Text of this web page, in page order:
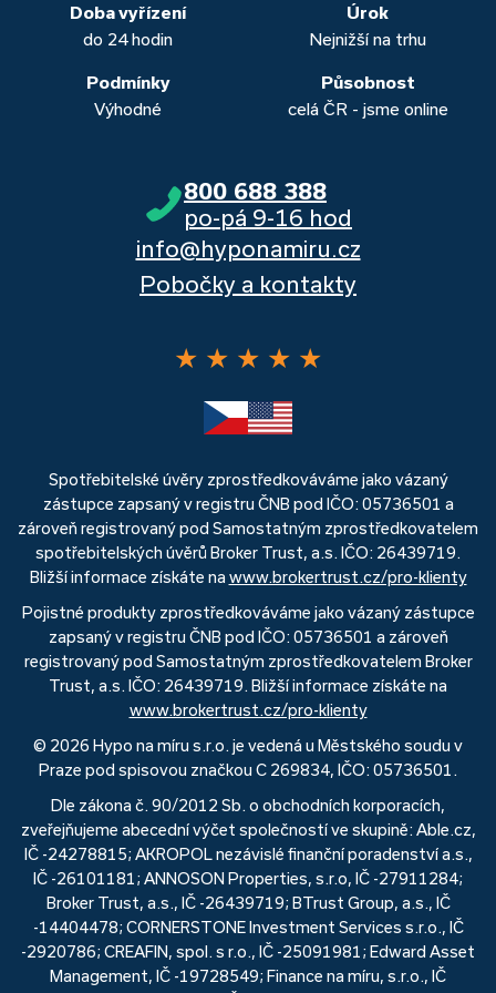
Doba vyřízení
do 24 hodin
Úrok
Nejnižší na trhu
Podmínky
Výhodné
Působnost
celá ČR - jsme online
800 688 388
po-pá 9-16 hod
info@hyponamiru.cz
Pobočky a kontakty
★ ★ ★ ★ ★
Spotřebitelské úvěry zprostředkováváme jako vázaný
zástupce zapsaný v registru ČNB pod IČO: 05736501 a
zároveň registrovaný pod Samostatným zprostředkovatelem
spotřebitelských úvěrů Broker Trust, a.s. IČO: 26439719.
Bližší informace získáte na www.brokertrust.cz/pro-klienty
Pojistné produkty zprostředkováváme jako vázaný zástupce
zapsaný v registru ČNB pod IČO: 05736501 a zároveň
registrovaný pod Samostatným zprostředkovatelem Broker
Trust, a.s. IČO: 26439719. Bližší informace získáte na
www.brokertrust.cz/pro-klienty
© 2026 Hypo na míru s.r.o. je vedená u Městského soudu v
Praze pod spisovou značkou C 269834, IČO: 05736501.
Dle zákona č. 90/2012 Sb. o obchodních korporacích,
zveřejňujeme abecední výčet společností ve skupině: Able.cz,
IČ -24278815; AKROPOL nezávislé finanční poradenství a.s.,
IČ -26101181; ANNOSON Properties, s.r.o, IČ -27911284;
Broker Trust, a.s., IČ -26439719; BTrust Group, a.s., IČ
-14404478; CORNERSTONE Investment Services s.r.o., IČ
-2920786; CREAFIN, spol. s r.o., IČ -25091981; Edward Asset
Management, IČ -19728549; Finance na míru, s.r.o., IČ